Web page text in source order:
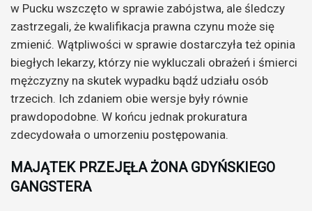
w Pucku wszczęto w sprawie zabójstwa, ale śledczy
zastrzegali, że kwalifikacja prawna czynu może się
zmienić. Wątpliwości w sprawie dostarczyła też opinia
biegłych lekarzy, którzy nie wykluczali obrażeń i śmierci
mężczyzny na skutek wypadku bądź udziału osób
trzecich. Ich zdaniem obie wersje były równie
prawdopodobne. W końcu jednak prokuratura
zdecydowała o umorzeniu postępowania.
MAJĄTEK PRZEJĘŁA ŻONA GDYŃSKIEGO
GANGSTERA